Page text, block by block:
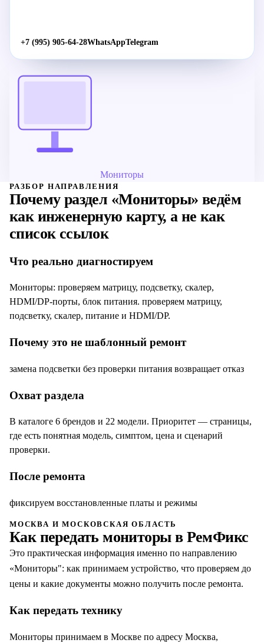
+7 (995) 905-64-28WhatsAppTelegram
Мониторы
РАЗБОР НАПРАВЛЕНИЯ
Почему раздел «Мониторы» ведём
как инженерную карту, а не как
список ссылок
Что реально диагностируем
Мониторы: проверяем матрицу, подсветку, скалер,
HDMI/DP-порты, блок питания. проверяем матрицу,
подсветку, скалер, питание и HDMI/DP.
Почему это не шаблонный ремонт
замена подсветки без проверки питания возвращает отказ
Охват раздела
В каталоге 6 брендов и 22 модели. Приоритет — страницы,
где есть понятная модель, симптом, цена и сценарий
проверки.
После ремонта
фиксируем восстановленные платы и режимы
МОСКВА И МОСКОВСКАЯ ОБЛАСТЬ
Как передатьмониторыв РемФикс
Это практическая информация именно по направлению
«Мониторы": как принимаем устройство, что проверяем до
цены и какие документы можно получить после ремонта.
Как передать технику
Мониторы принимаем в Москве по адресу Москва,